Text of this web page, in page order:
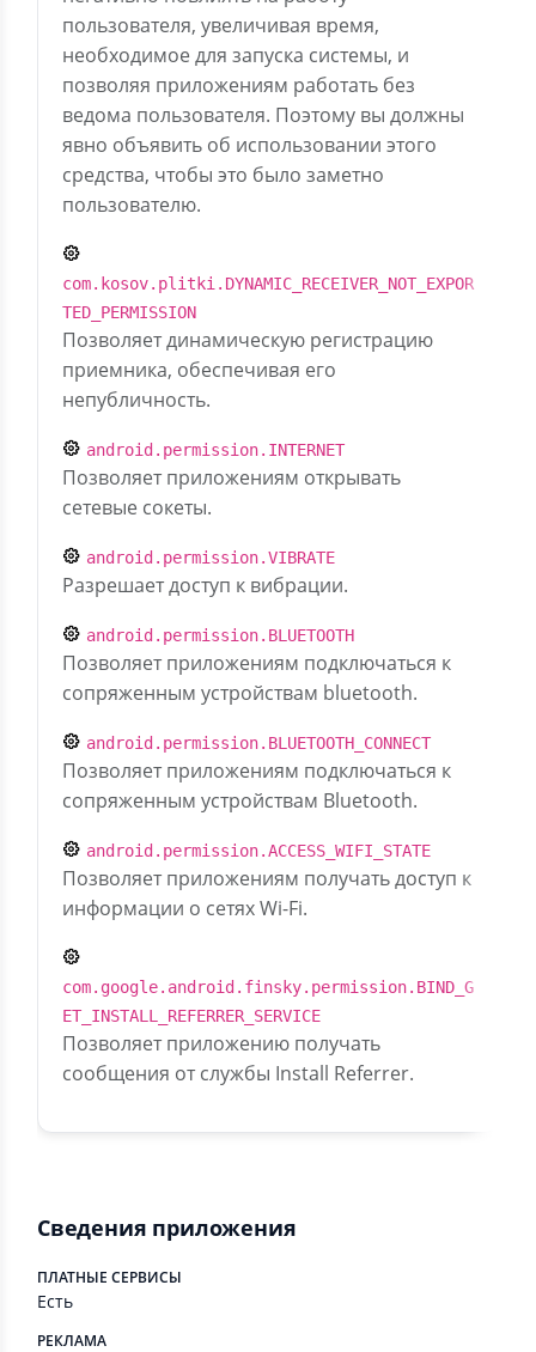
пользователя, увеличивая время,
необходимое для запуска системы, и
позволяя приложениям работать без
ведома пользователя. Поэтому вы должны
явно объявить об использовании этого
средства, чтобы это было заметно
пользователю.
com.kosov.plitki.DYNAMIC_RECEIVER_NOT_EXPOR
TED_PERMISSION
Позволяет динамическую регистрацию
приемника, обеспечивая его
непубличность.
android.permission.INTERNET
Позволяет приложениям открывать
сетевые сокеты.
android.permission.VIBRATE
Разрешает доступ к вибрации.
android.permission.BLUETOOTH
Позволяет приложениям подключаться к
сопряженным устройствам bluetooth.
android.permission.BLUETOOTH_CONNECT
Позволяет приложениям подключаться к
сопряженным устройствам Bluetooth.
android.permission.ACCESS_WIFI_STATE
Позволяет приложениям получать доступ к
информации о сетях Wi-Fi.
com.google.android.finsky.permission.BIND_G
ET_INSTALL_REFERRER_SERVICE
Позволяет приложению получать
сообщения от службы Install Referrer.
Сведения приложения
ПЛАТНЫЕ СЕРВИСЫ
Есть
РЕКЛАМА